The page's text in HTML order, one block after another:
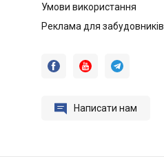
Умови використання
Реклама для забудовників
  
 Написати нам